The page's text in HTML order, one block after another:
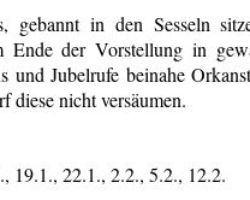
gebannt in den Sesseln
Ende der Vorstellung in
und Jubelrufe beinahe
will, darf diese
19.1., 22.1., 2.2., 5.2., 12.2.